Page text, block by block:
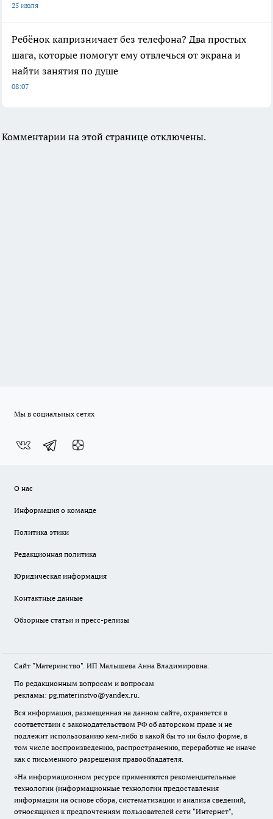
25 июля
Ребёнок капризничает без телефона? Два простых
шага, которые помогут ему отвлечься от экрана и
найти занятия по душе
08:07
Комментарии на этой странице отключены.
Мы в социальных сетях
О нас
Информация о команде
Политика этики
Редакционная политика
Юридическая информация
Контактные данные
Обзорные статьи и пресс-релизы
Сайт "Материнство". ИП Малышева Анна Владимировна.
По редакционным вопросам и вопросам
рекламы: pg.materinstvo@yandex.ru.
Вся информация, размещенная на данном сайте, охраняется в
соответствии с законодательством РФ об авторском праве и не
подлежит использованию кем-либо в какой бы то ни было форме, в
том числе воспроизведению, распространению, переработке не иначе
как с письменного разрешения правообладателя.
«На информационном ресурсе применяются рекомендательные
технологии (информационные технологии предоставления
информации на основе сбора, систематизации и анализа сведений,
относящихся к предпочтениям пользователей сети "Интернет",